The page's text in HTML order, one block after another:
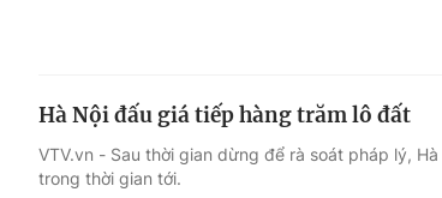
Hà Nội đấu giá tiếp hàng trăm lô đất
VTV.vn - Sau thời gian dừng để rà soát pháp lý,
trong thời gian tới.